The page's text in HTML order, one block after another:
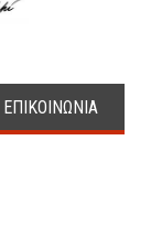
ΕΠΙΚΟΙΝΩΝΙΑ